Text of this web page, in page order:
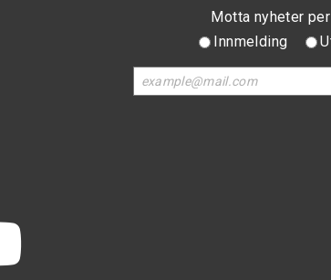
Motta nyheter
Innmelding